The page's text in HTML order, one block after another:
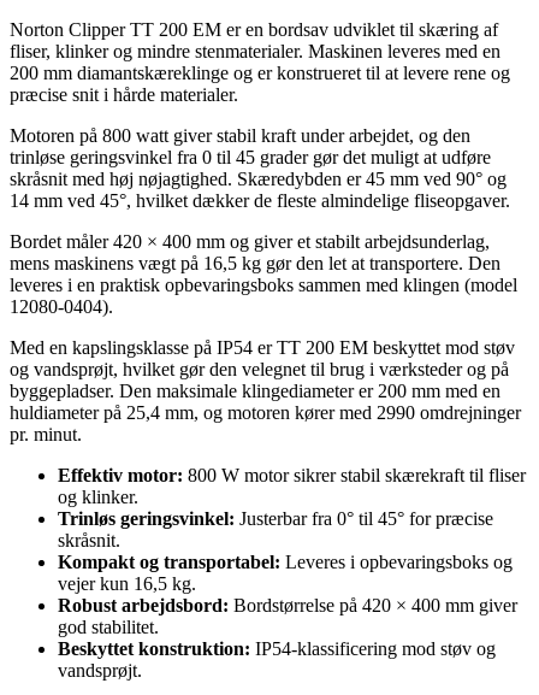
Norton Clipper TT 200 EM er en bordsav udviklet til skæring af
fliser, klinker og mindre stenmaterialer. Maskinen leveres med en
200 mm diamantskæreklinge og er konstrueret til at levere rene og
præcise snit i hårde materialer.
Motoren på 800 watt giver stabil kraft under arbejdet, og den
trinløse geringsvinkel fra 0 til 45 grader gør det muligt at udføre
skråsnit med høj nøjagtighed. Skæredybden er 45 mm ved 90° og
14 mm ved 45°, hvilket dækker de fleste almindelige fliseopgaver.
Bordet måler 420 × 400 mm og giver et stabilt arbejdsunderlag,
mens maskinens vægt på 16,5 kg gør den let at transportere. Den
leveres i en praktisk opbevaringsboks sammen med klingen (model
12080-0404).
Med en kapslingsklasse på IP54 er TT 200 EM beskyttet mod støv
og vandsprøjt, hvilket gør den velegnet til brug i værksteder og på
byggepladser. Den maksimale klingediameter er 200 mm med en
huldiameter på 25,4 mm, og motoren kører med 2990 omdrejninger
pr. minut.
Effektiv motor: 800 W motor sikrer stabil skærekraft til fliser
og klinker.
Trinløs geringsvinkel: Justerbar fra 0° til 45° for præcise
skråsnit.
Kompakt og transportabel: Leveres i opbevaringsboks og
vejer kun 16,5 kg.
Robust arbejdsbord: Bordstørrelse på 420 × 400 mm giver
god stabilitet.
Beskyttet konstruktion: IP54-klassificering mod støv og
vandsprøjt.